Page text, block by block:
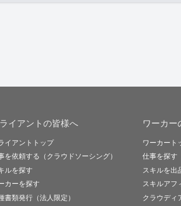
イアントの皆様へ
イアントトップ
を依頼する（クラウドソーシング）
ルを探す
カーを探す
書類発行（法人限定）
ワーカー
ワーカート
仕事を探す
スキルを出
スキルアフ
クラウディ